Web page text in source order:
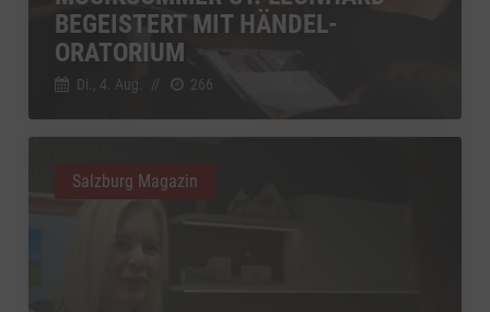
BEGEISTERT MIT HÄNDEL-
ORATORIUM
Di., 4. Aug. // 266
Salzburg Magazin
YouTube
Google Ireland Limited, Irland